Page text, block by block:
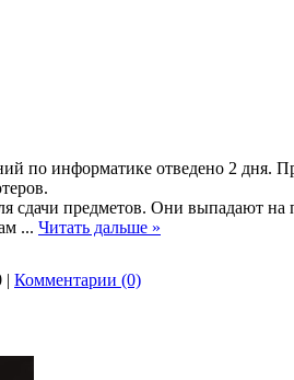
по информатике отведено 2 дня.
сдачи предметов. Они выпадают
... Читать дальше »
| Комментарии (0)